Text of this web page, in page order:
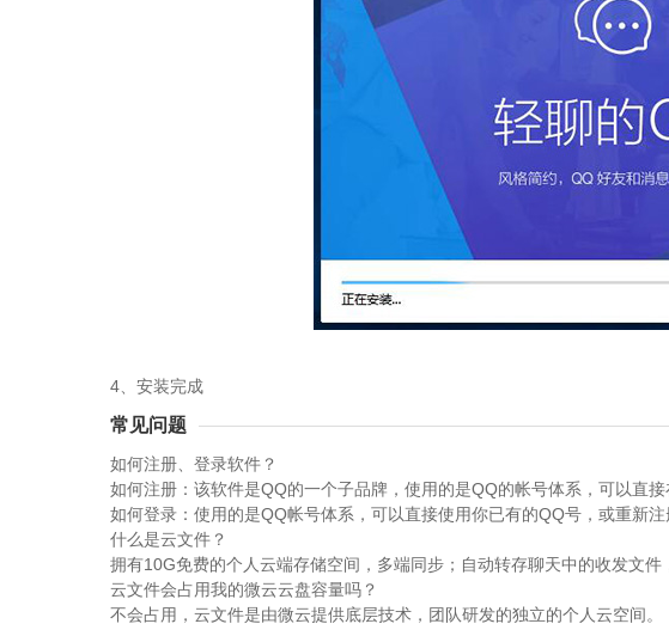
4、安装完成
常见问题
如何注册、登录软件？
如何注册：该软件是QQ的一个子品牌，使用的是QQ的帐号体系，可以直
如何登录：使用的是QQ帐号体系，可以直接使用你已有的QQ号，或重新注
什么是云文件？
拥有10G免费的个人云端存储空间，多端同步；自动转存聊天中的收发文件
云文件会占用我的微云云盘容量吗？
不会占用，云文件是由微云提供底层技术，团队研发的独立的个人云空间。